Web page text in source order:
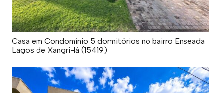
Casa em Condomínio 5 dormitórios no bairro Enseada
Lagos de Xangri-lá (15419)